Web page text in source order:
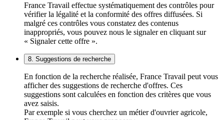
France Travail effectue systématiquement des contrôles pour
vérifier la légalité et la conformité des offres diffusées. Si
malgré ces contrôles vous constatez des contenus
inappropriés, vous pouvez nous le signaler en cliquant sur
« Signaler cette offre ».
8. Suggestions de recherche
En fonction de la recherche réalisée, France Travail peut vous
afficher des suggestions de recherche d'offres. Ces
suggestions sont calculées en fonction des critères que vous
avez saisis.
Par exemple si vous cherchez un métier d'ouvrier agricole,